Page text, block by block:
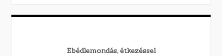
Ebédlemondás, étkezéssel